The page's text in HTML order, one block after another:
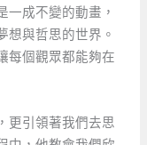
一成不變的動畫，
想與哲思的世界。
每個觀眾都能夠在
更引領著我們去思